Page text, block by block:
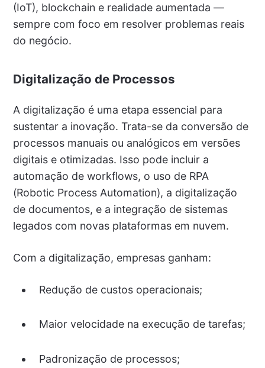
(IoT), blockchain e realidade aumentada —
sempre com foco em resolver problemas reais
do negócio.
Digitalização de Processos
A digitalização é uma etapa essencial para
sustentar a inovação. Trata-se da conversão de
processos manuais ou analógicos em versões
digitais e otimizadas. Isso pode incluir a
automação de workflows, o uso de RPA
(Robotic Process Automation), a digitalização
de documentos, e a integração de sistemas
legados com novas plataformas em nuvem.
Com a digitalização, empresas ganham:
Redução de custos operacionais;
Maior velocidade na execução de tarefas;
Padronização de processos;